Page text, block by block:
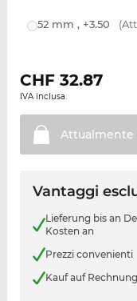
52 mm , +3.50
CHF 32.87
IVA inclusa.
Attualmente
Vantaggi
Lieferung bis an
Kosten an
Prezzi convenienti
Kauf auf Rechnung